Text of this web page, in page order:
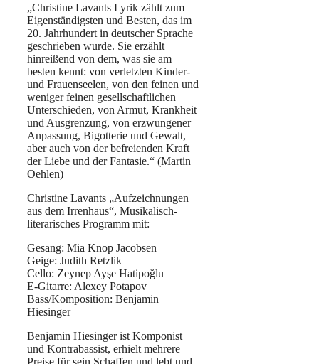
„Christine Lavants Lyrik zählt zum
Eigenständigsten und Besten, das im
20. Jahrhundert in deutscher Sprache
geschrieben wurde. Sie erzählt
hinreißend von dem, was sie am
besten kennt: von verletzten Kinder-
und Frauenseelen, von den feinen und
weniger feinen gesellschaftlichen
Unterschieden, von Armut, Krankheit
und Ausgrenzung, von erzwungener
Anpassung, Bigotterie und Gewalt,
aber auch von der befreienden Kraft
der Liebe und der Fantasie.“ (Martin
Oehlen)
Christine Lavants „Aufzeichnungen
aus dem Irrenhaus“, Musikalisch-
literarisches Programm mit:
Gesang: Mia Knop Jacobsen
Geige: Judith Retzlik
Cello: Zeynep Ayşe Hatipoğlu
E-Gitarre: Alexey Potapov
Bass/Komposition: Benjamin
Hiesinger
Benjamin Hiesinger ist Komponist
und Kontrabassist, erhielt mehrere
Preise für sein Schaffen und lebt und